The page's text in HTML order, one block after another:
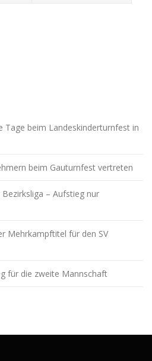
Tage beim Landeskinderturnfest in
beim Gauturnfest vertreten
– Aufstieg nur
Mehrkampftitel für den SV
für die zweite Mannschaft